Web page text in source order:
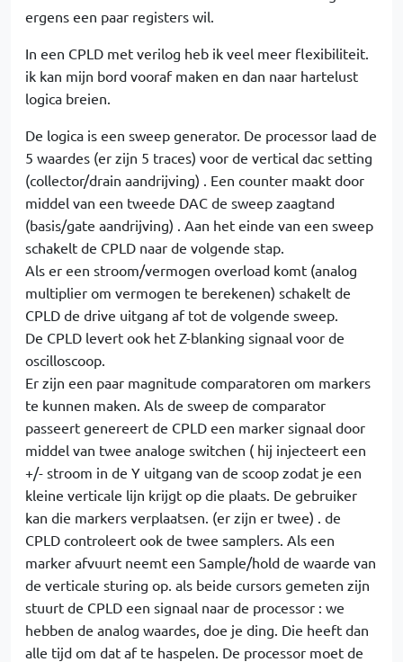
ergens een paar registers wil.
In een CPLD met verilog heb ik veel meer flexibiliteit.
ik kan mijn bord vooraf maken en dan naar hartelust
logica breien.
De logica is een sweep generator. De processor laad de
5 waardes (er zijn 5 traces) voor de vertical dac setting
(collector/drain aandrijving) . Een counter maakt door
middel van een tweede DAC de sweep zaagtand
(basis/gate aandrijving) . Aan het einde van een sweep
schakelt de CPLD naar de volgende stap.
Als er een stroom/vermogen overload komt (analog
multiplier om vermogen te berekenen) schakelt de
CPLD de drive uitgang af tot de volgende sweep.
De CPLD levert ook het Z-blanking signaal voor de
oscilloscoop.
Er zijn een paar magnitude comparatoren om markers
te kunnen maken. Als de sweep de comparator
passeert genereert de CPLD een marker signaal door
middel van twee analoge switchen ( hij injecteert een
+/- stroom in de Y uitgang van de scoop zodat je een
kleine verticale lijn krijgt op die plaats. De gebruiker
kan die markers verplaatsen. (er zijn er twee) . de
CPLD controleert ook de twee samplers. Als een
marker afvuurt neemt een Sample/hold de waarde van
de verticale sturing op. als beide cursors gemeten zijn
stuurt de CPLD een signaal naar de processor : we
hebben de analog waardes, doe je ding. Die heeft dan
alle tijd om dat af te haspelen. De processor moet de